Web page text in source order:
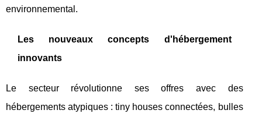
environnemental.
Les nouveaux concepts d'hébergement
innovants
Le secteur révolutionne ses offres avec des
hébergements atypiques : tiny houses connectées, bulles